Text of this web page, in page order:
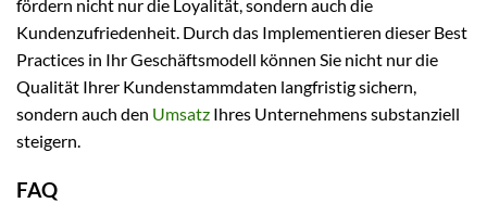
fördern nicht nur die Loyalität, sondern auch die
Kundenzufriedenheit. Durch das Implementieren dieser Best
Practices in Ihr Geschäftsmodell können Sie nicht nur die
Qualität Ihrer Kundenstammdaten langfristig sichern,
sondern auch den Umsatz Ihres Unternehmens substanziell
steigern.
FAQ